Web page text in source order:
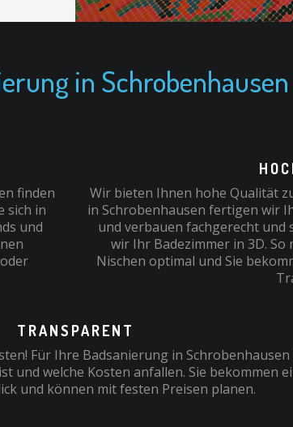
in Schrobenhausen
finden
sich in
und
Wir bieten Ihnen hohe Qualität
in Schrobenhausen fertigen wir
und verbauen fachgerecht und
wir Ihr Badezimmer in 3D. So
Nischen optimal und Sie
TRANSPARENT
Für Ihre Badsanierung in
welche Kosten anfallen. Sie bekommen
und können mit festen Preisen planen.